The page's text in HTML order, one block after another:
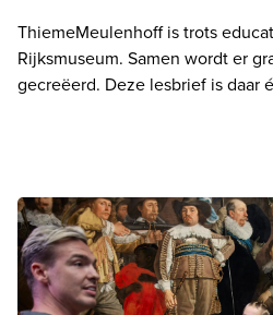
ThiemeMeulenhoff is trots
Rijksmuseum. Samen wordt er
gecreëerd. Deze lesbrief is daar